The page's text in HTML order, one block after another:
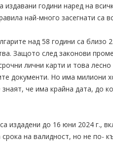
издавани години наред на
най-много засегнати са
над 58 години са близо
Защото след законови
лични карти и това
документи. Но има милиони
че има крайна дата, до
издадени до 16 юни 2024 г.,
на валидност, но не по-